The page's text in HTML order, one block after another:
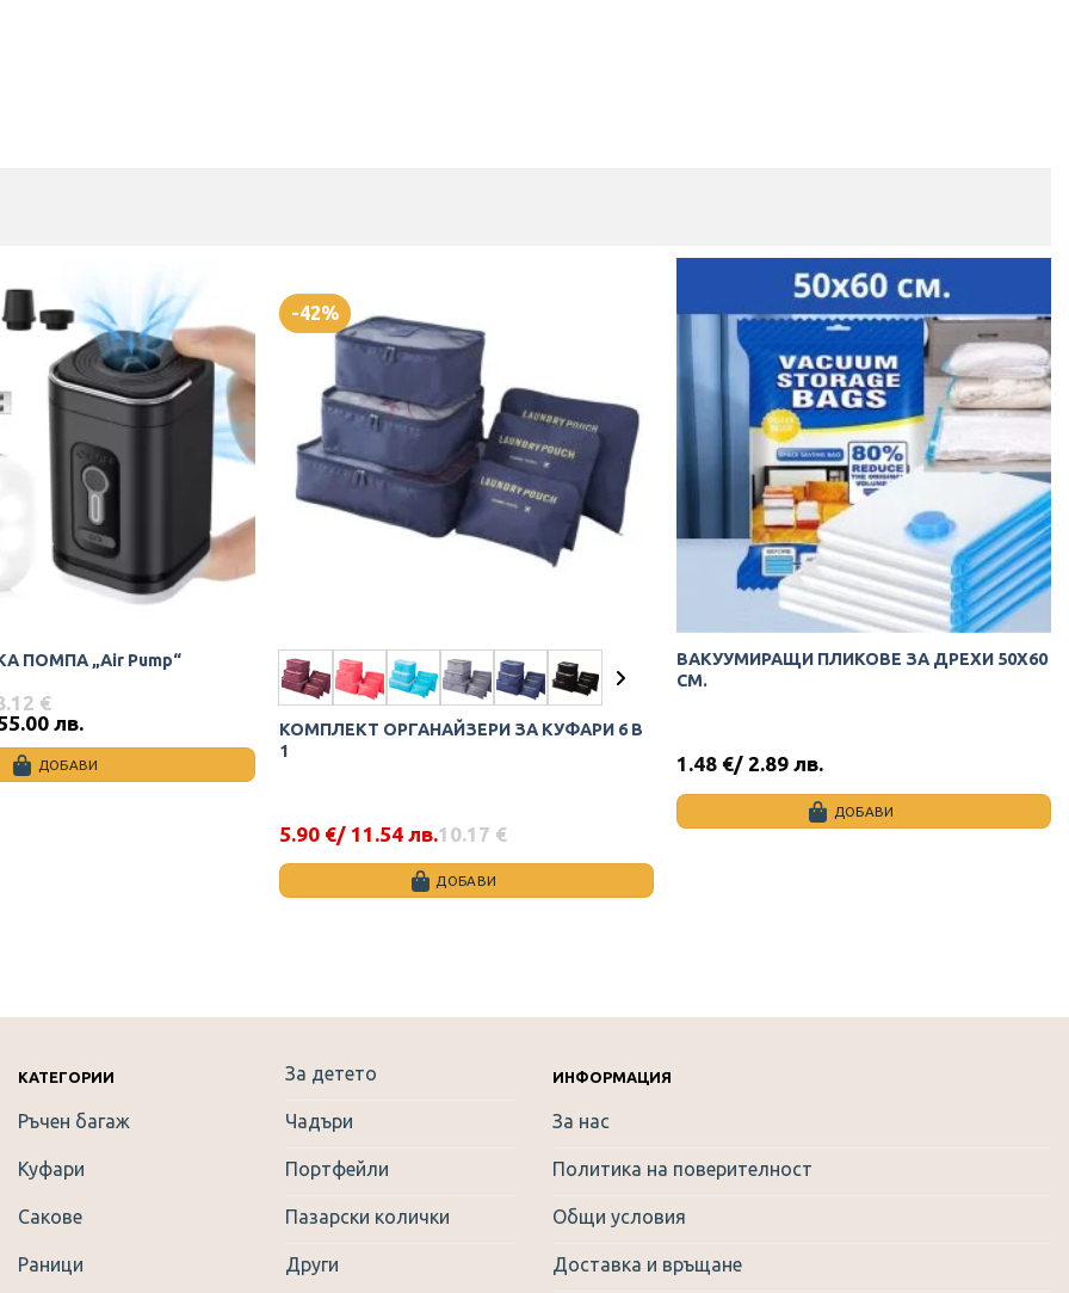
Time)
ПОМПА „Air Pump“
€
лв.
ДОБАВИ
-42%
КОМПЛЕКТ ОРГАНАЙЗЕРИ ЗА КУФАРИ 6 В
1
10.17 €
Original
price
10.17 €.
5.90 €
Текущата
цена
5.90 €.
/ 11.54 лв.
ДОБАВИ
variants.
options
be
the
page
ВАКУУМИРАЩИ ПЛИКОВЕ ЗА ДРЕХИ 50Х60
СМ.
1.48 €/ 2.89 лв.
ДОБАВИ
КАТЕГОРИИ
Ръчен багаж
Куфари
Сакове
Раници
За детето
Чадъри
Портфейли
Пазарски колички
Други
ИНФОРМАЦИЯ
За нас
Политика на поверителност
Общи условия
Доставка и връщане